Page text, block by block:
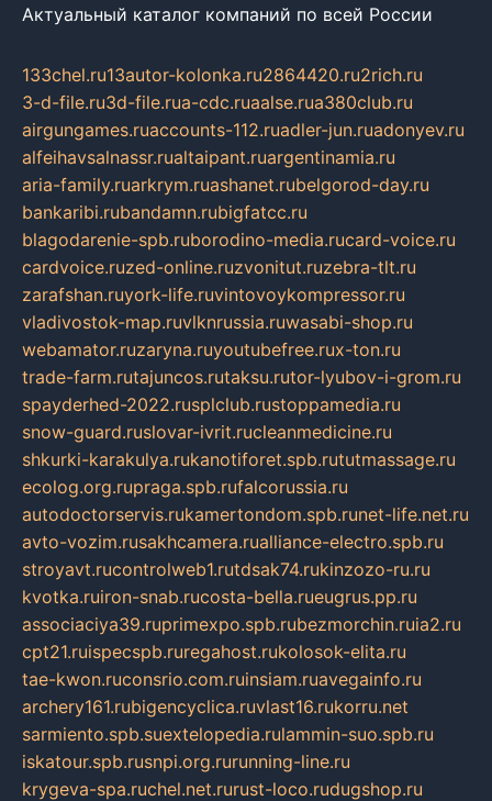
Актуальный каталог компаний по всей России
133chel.ru13autor-kolonka.ru2864420.ru2rich.ru
3-d-file.ru3d-file.rua-cdc.ruaalse.rua380club.ru
airgungames.ruaccounts-112.ruadler-jun.ruadonyev.ru
alfeihavsalnassr.rualtaipant.ruargentinamia.ru
aria-family.ruarkrym.ruashanet.rubelgorod-day.ru
bankaribi.rubandamn.rubigfatcc.ru
blagodarenie-spb.ruborodino-media.rucard-voice.ru
cardvoice.ruzed-online.ruzvonitut.ruzebra-tlt.ru
zarafshan.ruyork-life.ruvintovoykompressor.ru
vladivostok-map.ruvlknrussia.ruwasabi-shop.ru
webamator.ruzaryna.ruyoutubefree.rux-ton.ru
trade-farm.rutajuncos.rutaksu.rutor-lyubov-i-grom.ru
spayderhed-2022.rusplclub.rustoppamedia.ru
snow-guard.ruslovar-ivrit.rucleanmedicine.ru
shkurki-karakulya.rukanotiforet.spb.rututmassage.ru
ecolog.org.rupraga.spb.rufalcorussia.ru
autodoctorservis.rukamertondom.spb.runet-life.net.ru
avto-vozim.rusakhcamera.rualliance-electro.spb.ru
stroyavt.rucontrolweb1.rutdsak74.rukinzozo-ru.ru
kvotka.ruiron-snab.rucosta-bella.rueugrus.pp.ru
associaciya39.ruprimexpo.spb.rubezmorchin.ruia2.ru
cpt21.ruispecspb.ruregahost.rukolosok-elita.ru
tae-kwon.ruconsrio.com.ruinsiam.ruavegainfo.ru
archery161.rubigencyclica.ruvlast16.rukorru.net
sarmiento.spb.suextelopedia.rulammin-suo.spb.ru
iskatour.spb.rusnpi.org.rurunning-line.ru
krygeva-spa.ruchel.net.rurust-loco.rudugshop.ru